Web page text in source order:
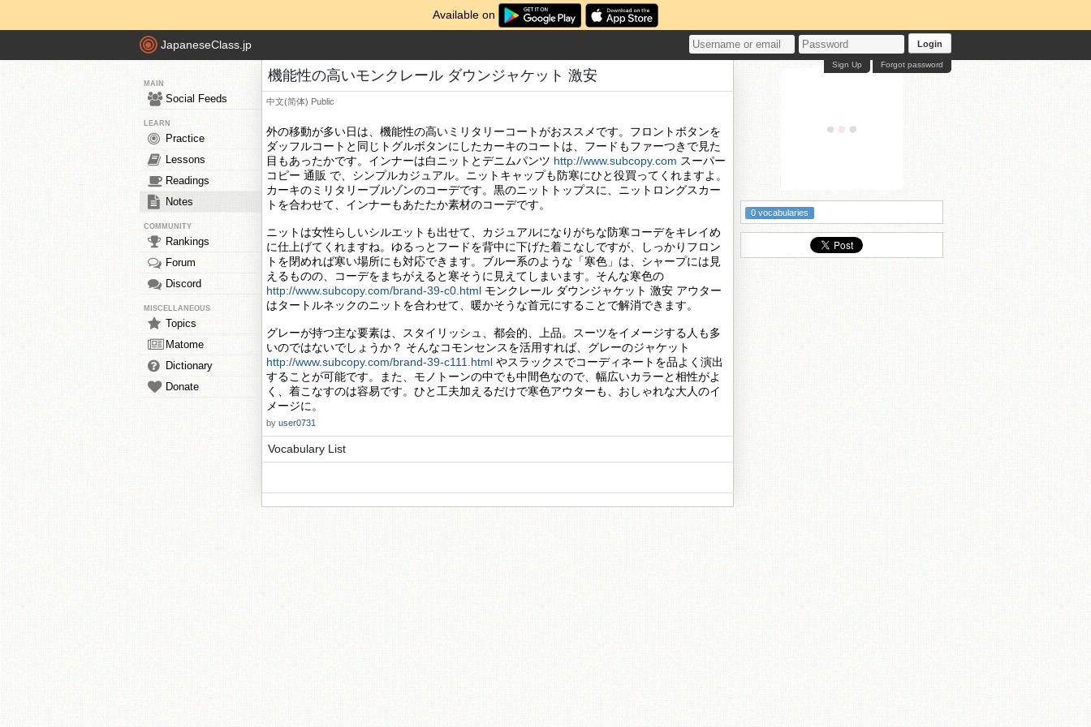
Available on
JapaneseClass.jp Login
Forgot password
Sign Up
MAIN
Social Feeds
LEARN
Practice
Lessons
Readings
Notes
COMMUNITY
Rankings
Forum
Discord
MISCELLANEOUS
Topics
Matome
Dictionary
Donate
機能性の高いモンクレール ダウンジャケット 激安
中文(简体) Public
外の移動が多い日は、機能性の高いミリタリーコートがおススメです。フロントボタンを
ダッフルコートと同じトグルボタンにしたカーキのコートは、フードもファーつきで見た
目もあったかです。インナーは白ニットとデニムパンツ http://www.subcopy.com スーパー
コピー 通販 で、シンプルカジュアル。ニットキャップも防寒にひと役買ってくれますよ。
カーキのミリタリーブルゾンのコーデです。黒のニットトップスに、ニットロングスカー
トを合わせて、インナーもあたたか素材のコーデです。
ニットは女性らしいシルエットも出せて、カジュアルになりがちな防寒コーデをキレイめ
に仕上げてくれますね。ゆるっとフードを背中に下げた着こなしですが、しっかりフロン
トを閉めれば寒い場所にも対応できます。ブルー系のような「寒色」は、シャープには見
えるものの、コーデをまちがえると寒そうに見えてしまいます。そんな寒色の
http://www.subcopy.com/brand-39-c0.html モンクレール ダウンジャケット 激安 アウター
はタートルネックのニットを合わせて、暖かそうな首元にすることで解消できます。
グレーが持つ主な要素は、スタイリッシュ、都会的、上品。スーツをイメージする人も多
いのではないでしょうか？ そんなコモンセンスを活用すれば、グレーのジャケット
http://www.subcopy.com/brand-39-c111.html やスラックスでコーディネートを品よく演出
することが可能です。また、モノトーンの中でも中間色なので、幅広いカラーと相性がよ
く、着こなすのは容易です。ひと工夫加えるだけで寒色アウターも、おしゃれな大人のイ
メージに。
by user0731
Vocabulary List
0 vocabularies